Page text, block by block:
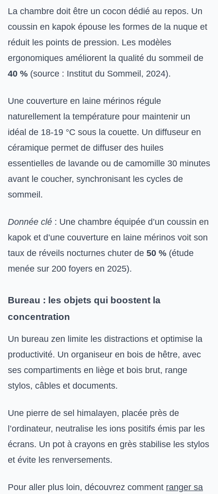
La chambre doit être un cocon dédié au repos. Un
coussin en kapok épouse les formes de la nuque et
réduit les points de pression. Les modèles
ergonomiques améliorent la qualité du sommeil de
40 % (source : Institut du Sommeil, 2024).
Une couverture en laine mérinos régule
naturellement la température pour maintenir un
idéal de 18-19 °C sous la couette. Un diffuseur en
céramique permet de diffuser des huiles
essentielles de lavande ou de camomille 30 minutes
avant le coucher, synchronisant les cycles de
sommeil.
Donnée clé : Une chambre équipée d’un coussin en
kapok et d’une couverture en laine mérinos voit son
taux de réveils nocturnes chuter de 50 % (étude
menée sur 200 foyers en 2025).
Bureau : les objets qui boostent la
concentration
Un bureau zen limite les distractions et optimise la
productivité. Un organiseur en bois de hêtre, avec
ses compartiments en liège et bois brut, range
stylos, câbles et documents.
Une pierre de sel himalayen, placée près de
l’ordinateur, neutralise les ions positifs émis par les
écrans. Un pot à crayons en grès stabilise les stylos
et évite les renversements.
Pour aller plus loin, découvrez comment ranger sa